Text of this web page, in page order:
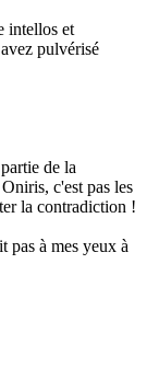
intellos et
pulvérisé
de la
c'est pas les
la contradiction !
à mes yeux à